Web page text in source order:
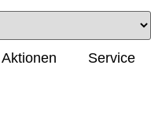
Aktionen Service